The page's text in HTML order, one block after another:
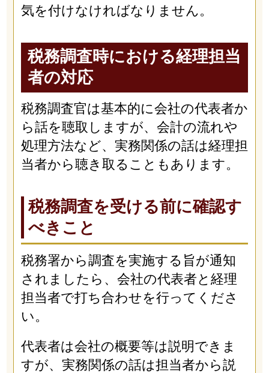
気を付けなければなりません。
税務調査時における経理担当
者の対応
税務調査官は基本的に会社の代表者か
ら話を聴取しますが、会計の流れや
処理方法など、実務関係の話は経理担
当者から聴き取ることもあります。
税務調査を受ける前に確認す
べきこと
税務署から調査を実施する旨が通知
されましたら、会社の代表者と経理
担当者で打ち合わせを行ってくださ
い。
代表者は会社の概要等は説明できま
すが、実務関係の話は担当者から説